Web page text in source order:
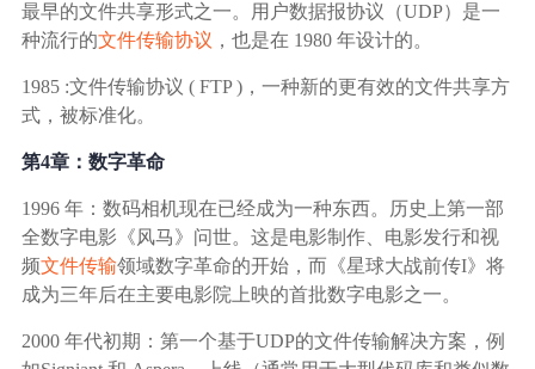
最早的文件共享形式之一。用户数据报协议（UDP）是一
种流行的文件传输协议 ，也是在 1980 年设计的。
1985 :文件传输协议 ( FTP )，一种新的更有效的文件共享方
式，被标准化。
第4章：数字革命
1996 年：数码相机现在已经成为一种东西。历史上第一部
全数字电影《风马》问世。这是电影制作、电影发行和视
频文件传输领域数字革命的开始，而《星球大战前传I》将
成为三年后在主要电影院上映的首批数字电影之一。
2000 年代初期：第一个基于UDP的文件传输解决方案，例